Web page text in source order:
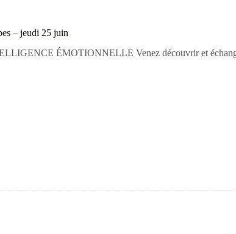
– jeudi 25 juin
ÉMOTIONNELLE Venez découvrir et